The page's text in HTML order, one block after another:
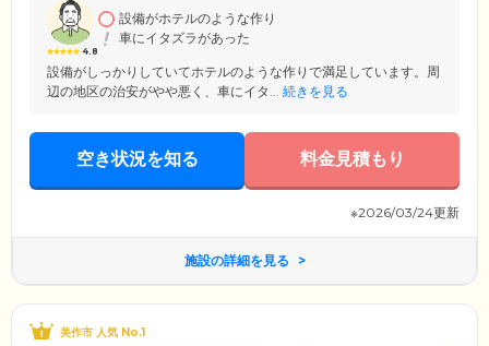
4.8
設備がホテルのような作り
車にイタズラがあった
設備がしっかりしていてホテルのような作りで満足しています。周
辺の地区の治安がやや悪く、車にイタ... 続きを見る
空き状況を知る 料金見積もり
※2026/03/24更新
施設の詳細を見る
美作市 人気 No.1